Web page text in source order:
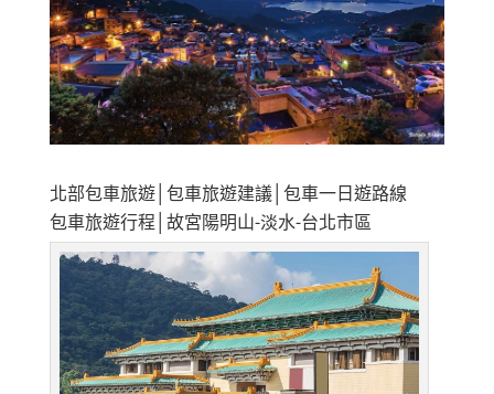
北部包車旅遊│包車旅遊建議│包車一日遊路線
包車旅遊行程│故宮陽明山-淡水-台北市區